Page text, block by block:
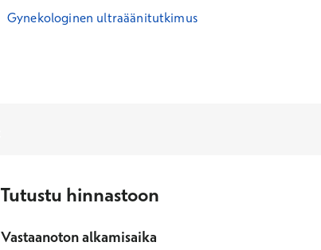
Gynekologinen ultraäänitutkimus
Tutustu hinnastoon
Vastaanoton alkamisaika